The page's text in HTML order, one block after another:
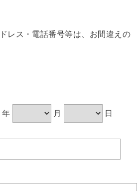
レス・電話番号等は、お間違えの
年 月 日